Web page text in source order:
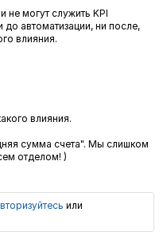
не могут служить KPI
автоматизации, ни после,
влияния.
влияния.
сумма счета". Мы слишком
отделом! )
или